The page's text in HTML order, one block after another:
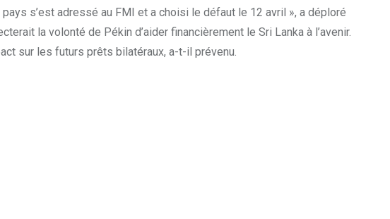
s’est adressé au FMI et a choisi le défaut le 12 avril », a déploré
la volonté de Pékin d’aider financièrement le Sri Lanka à l’avenir.
sur les futurs prêts bilatéraux, a-t-il prévenu.